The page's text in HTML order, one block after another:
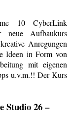
10 CyberLink
neue Aufbaukurs
Anregungen
Ideen in Form von
mit eigenen
u.v.m.!! Der Kurs
Studio 26 –